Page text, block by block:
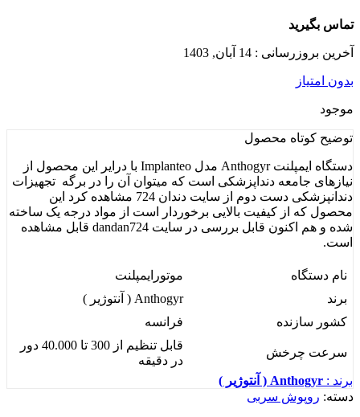
تماس بگیرید
آخرین بروزرسانی : 14 آبان, 1403
بدون امتیاز
موجود
توضیح کوتاه محصول
دستگاه ایمپلنت Anthogyr مدل Implanteo با درایر این محصول از
نیازهای جامعه دنداپزشکی است که میتوان آن را در برگه تجهیزات
دندانپزشکی دست دوم از سایت دندان 724 مشاهده کرد این
محصول که از کیفیت بالایی برخوردار است از مواد درجه یک ساخته
شده و هم اکنون قابل بررسی در سایت dandan724 قابل مشاهده
است.
نام دستگاه
موتورایمپلنت
برند
Anthogyr ( آنتوژیر )
کشور سازنده
فرانسه
سرعت چرخش
قابل تنظیم از 300 تا 40.000 دور
در دقیقه
برند : Anthogyr ( آنتوژیر )
دسته: روپوش سربی